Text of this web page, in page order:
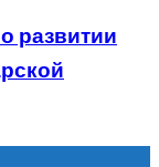
развитии